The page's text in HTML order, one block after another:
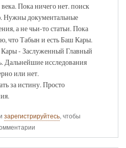
Пока ничего нет. поиск
Нужны документальные
а не чьи-то статьи. Пока
что Табын и есть Баш Кары.
- Заслуженный Главный
Дальнейшие исследования
или нет.
за истину. Просто
зарегистрируйтесь, чтобы